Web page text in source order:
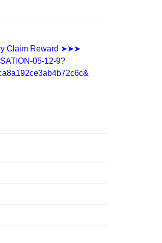
Claim Reward ➤➤➤
05-12-9?